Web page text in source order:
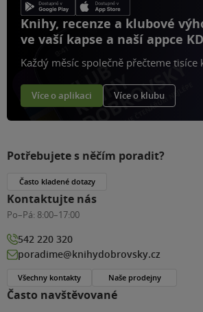
Knihy, recenze a klubové
ve vaší kapse a naší appce
Každý měsíc společně přečteme tisíce
Více o aplikaci Více o klubu
Často navštěvované
Potřebujete s něčím poradit?
Často kladené dotazy
Kontaktujte nás
Po–Pá: 8:00–17:00
542 220 320
poradime@knihydobrovsky.cz
Všechny kontakty Naše prodejny